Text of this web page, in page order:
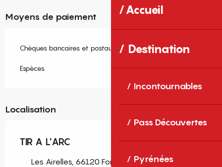
Accueil
Destination
Incontournables
Pass Découvertes
Pyrénées
Moyens de paiement
Chèques bancaires et postaux
Espèces
Localisation
TIR A L'ARC
Les Airelles, 66120 Font-Romeu-Odeillo-Via